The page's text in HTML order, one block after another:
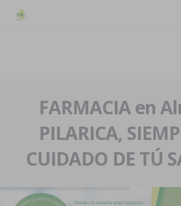
La farmacia
Nuestra historia
Nuestro equipo
Eventos
Servicios y reservas
Pedidos express
FARMACIA en
PILARICA,
CUIDADO DE TÚ